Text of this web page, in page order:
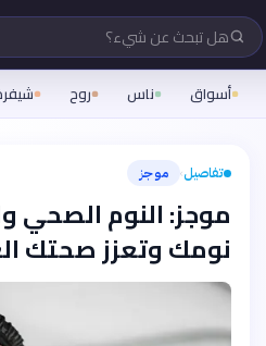
هل تبحث عن شيء؟
أسواق ناس روح
تفاصيل› موجز
موجز: النوم الصحي
نومك وتعزز صحتك